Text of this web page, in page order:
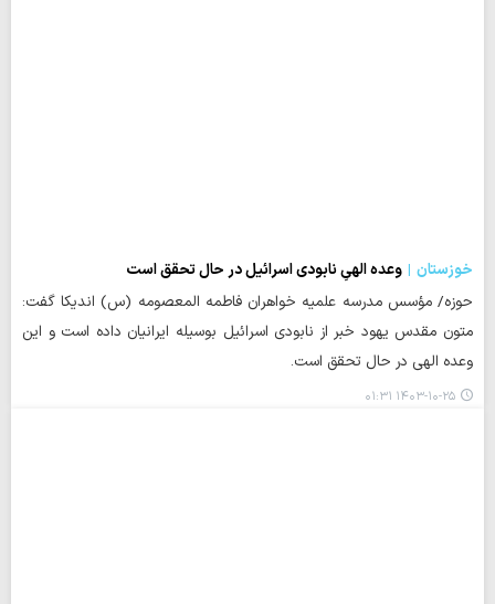
خوزستان
وعده الهیِ نابودی اسرائیل در حال تحقق است
حوزه/ مؤسس مدرسه علمیه خواهران فاطمه المعصومه (س) اندیکا گفت:
متون مقدس یهود خبر از نابودی اسرائیل بوسیله ایرانیان داده است و این
وعده الهی در حال تحقق است.
۱۴۰۳-۱۰-۲۵ ۰۱:۳۱